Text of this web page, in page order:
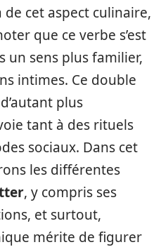
cet aspect culinaire,
que ce verbe s’est
un sens plus familier,
intimes. Ce double
plus
tant à des rituels
sociaux. Dans cet
les différentes
, y compris ses
et surtout,
mérite de figurer